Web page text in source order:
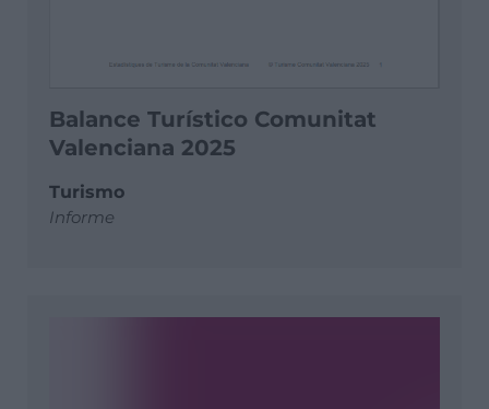
Balance Turístico Comunitat
Valenciana 2025
Turismo
Informe